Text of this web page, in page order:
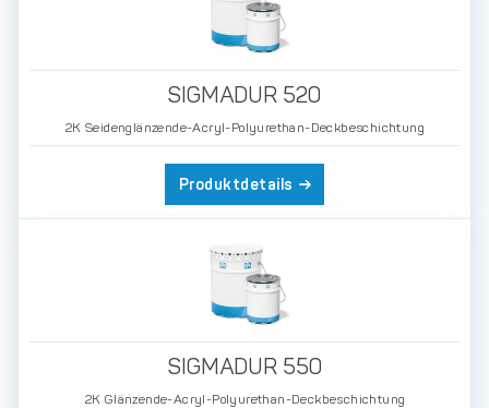
SIGMADUR 520
2K Seidenglänzende-Acryl-Polyurethan-Deckbeschichtung
Produktdetails
SIGMADUR 550
2K Glänzende-Acryl-Polyurethan-Deckbeschichtung